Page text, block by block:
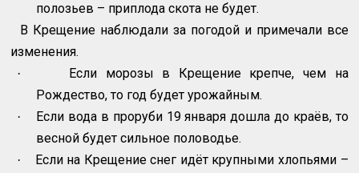
полозьев – приплода скота не будет.
В Крещение наблюдали за погодой и примечали все
изменения.
·
Если морозы в Крещение крепче, чем на
Рождество, то год будет урожайным.
·
Если вода в проруби 19 января дошла до краёв, то
весной будет сильное половодье.
·
Если на Крещение снег идёт крупными хлопьями –